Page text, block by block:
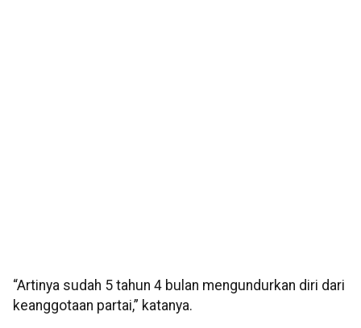
“Artinya sudah 5 tahun 4 bulan mengundurkan diri dari
keanggotaan partai,” katanya.